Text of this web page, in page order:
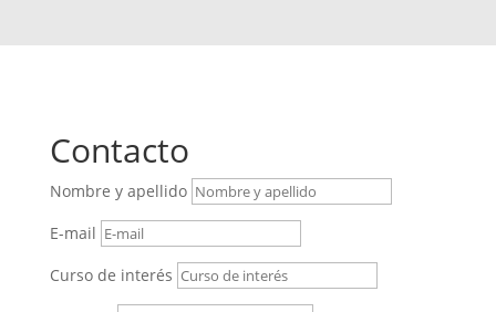
Contacto
Nombre y apellido
E-mail
Curso de interés